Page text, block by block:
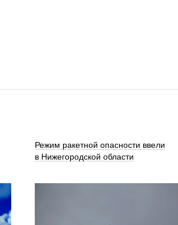
Режим ракетной опасности ввели
в Нижегородской области